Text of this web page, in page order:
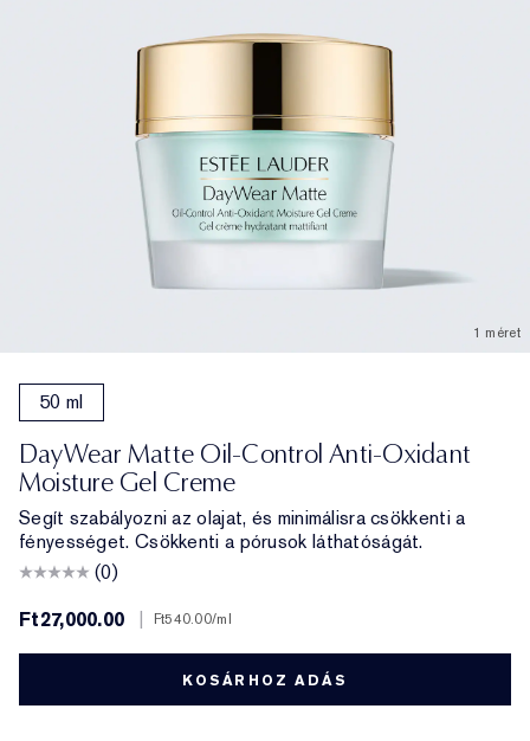
1 méret
50 ml
DayWear Matte Oil-Control Anti-Oxidant
Moisture Gel Creme
Segít szabályozni az olajat, és minimálisra csökkenti a
fényességet. Csökkenti a pórusok láthatóságát.
(0)
Ft27,000.00
Ft540.00/ml
KOSÁRHOZ ADÁS